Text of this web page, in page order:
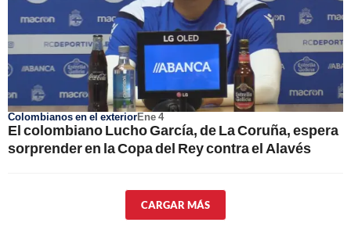
Colombianos en el exteriorEne 4
El colombiano Lucho García, de La Coruña, espera
sorprender en la Copa del Rey contra el Alavés
CARGAR MÁS